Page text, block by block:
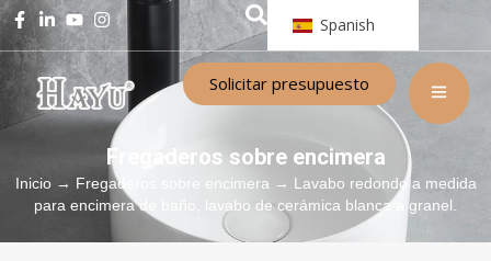
Spanish
Solicitar presupuesto
Fregaderos sobre encimera
Inicio→ Fregaderos sobre encimera → Lavabo redondo a medida
para encimera de baño, lavabo de cerámica blanca a granel.